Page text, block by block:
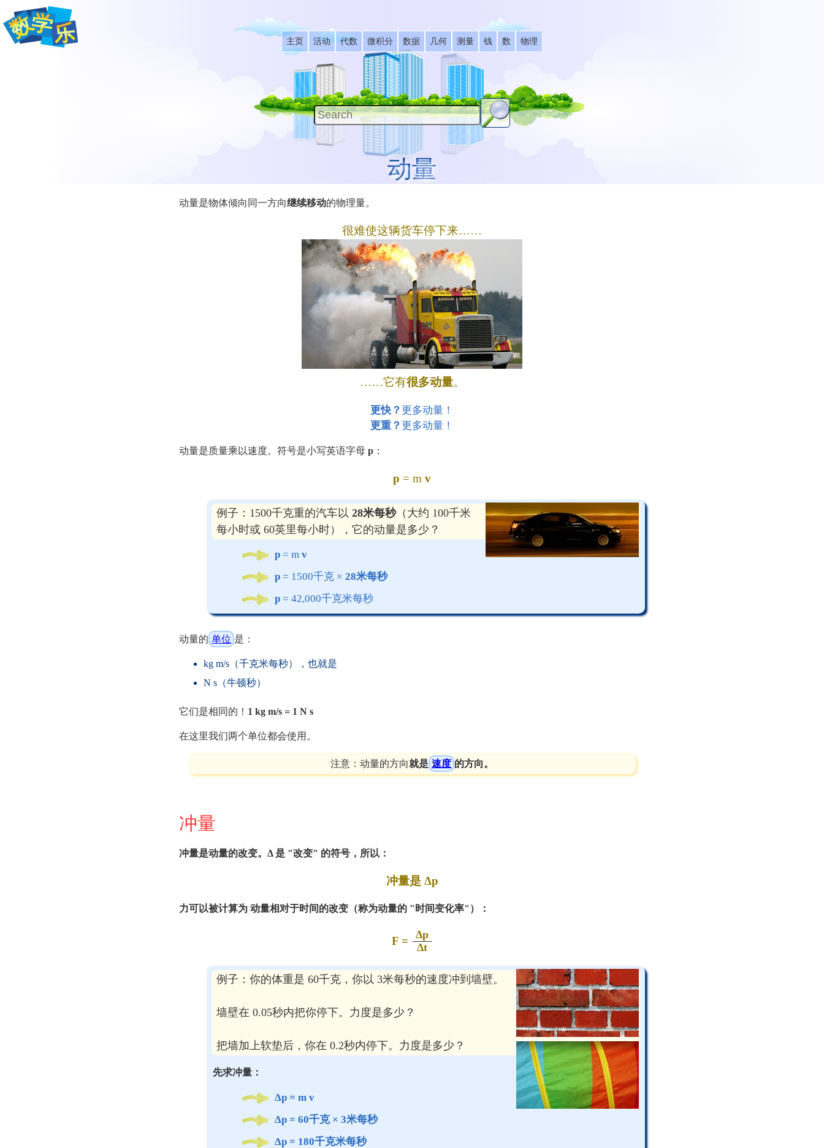
主页 活动 代数 微积分 数据 几何 测量 钱 数 物理
动量
动量是物体倾向同一方向继续移动的物理量。
很难使这辆货车停下来……
……它有很多动量。
更快？ 更多动量！
更重？ 更多动量！
动量是质量乘以速度。符号是小写英语字母 p ：
p = m v
例子：1500千克重的汽车以 28米每秒（大约 100千米
每小时或 60英里每小时），它的动量是多少？
p = m v
p = 1500千克 × 28米每秒
p = 42,000千克米每秒
动量的 单位 是：
kg m/s（千克米每秒），也就是
N s（牛顿秒）
它们是相同的！ 1 kg m/s = 1 N s
在这里我们两个单位都会使用。
注意：动量的方向就是 速度 的方向。
冲量
冲量是动量的改变。 Δ 是 "改变" 的符号 ，所以：
冲量是 Δp
力可以被计算为 动量相对于时间的改变（称为动量的 "时间变化率"）：
F =
Δp
Δt
例子：你的体重是 60千克，你以 3米每秒的速度冲到墙壁。
墙壁在 0.05秒内把你停下。力度是多少？
把墙加上软垫后，你在 0.2秒内停下。力度是多少？
先求冲量：
Δp = m v
Δp = 60千克 × 3米每秒
Δp = 180千克米每秒